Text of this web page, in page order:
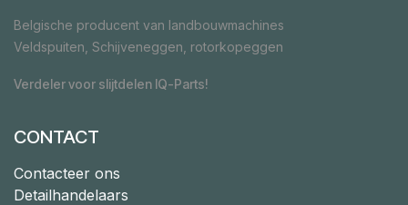
Belgische producent van landbouwmachines
Veldspuiten, Schijveneggen, rotorkopeggen
Verdeler voor slijtdelen IQ-Parts!
CONTACT
Contacteer ons
Detailhandelaars